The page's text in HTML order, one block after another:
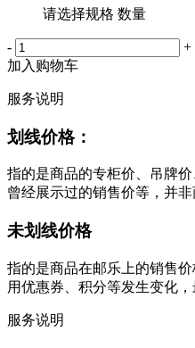
请选择规格 数量
-
+
加入购物车
服务说明
划线价格：
指的是商品的专柜价、吊牌
曾经展示过的销售价等，并
未划线价格
指的是商品在邮乐上的销售
用优惠券、积分等发生变化
服务说明